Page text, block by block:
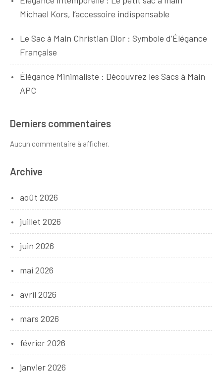
Michael Kors, l’accessoire indispensable
Le Sac à Main Christian Dior : Symbole d’Élégance
Française
Élégance Minimaliste : Découvrez les Sacs à Main
APC
Derniers commentaires
Aucun commentaire à afficher.
Archive
août 2026
juillet 2026
juin 2026
mai 2026
avril 2026
mars 2026
février 2026
janvier 2026